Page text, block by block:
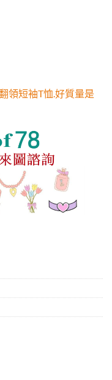
領短袖T恤.好質量是
袖T恤.好質量是您的需求